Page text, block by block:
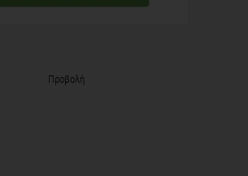
Προβολή